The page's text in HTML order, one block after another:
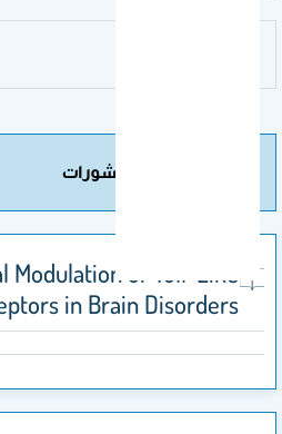
مزيد من المنشورات
Modulation of Toll-Like
in Brain Disorders